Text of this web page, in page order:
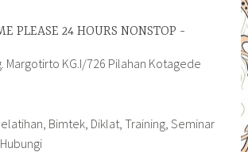
PLEASE 24 HOURS NONSTOP
Margotirto KG.I/726 Pilahan Kotagede
Bimtek, Diklat, Training, Seminar